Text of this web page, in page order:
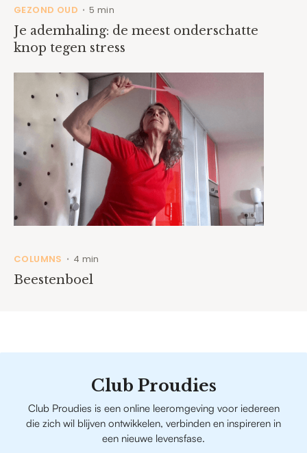
GEZOND OUD • 5 min
Je ademhaling: de meest onderschatte
knop tegen stress
COLUMNS • 4 min
Beestenboel
Club Proudies
Club Proudies is een online leeromgeving voor iedereen
die zich wil blijven ontwikkelen, verbinden en inspireren in
een nieuwe levensfase.